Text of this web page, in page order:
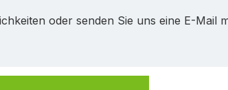
oder senden Sie uns eine E-Mail